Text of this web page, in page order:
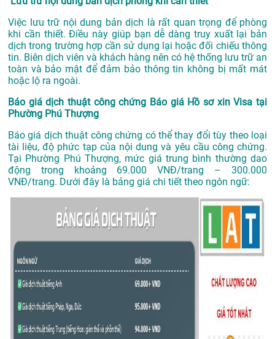
Việc lưu trữ nội dung bản dịch là rất quan trọng để phòng
khi cần thiết. Điều này giúp bạn dễ dàng truy xuất lại bản
dịch trong trường hợp cần sử dụng lại hoặc đối chiếu thông
tin. Biên dịch viên và khách hàng nên có hệ thống lưu trữ an
toàn và bảo mật để đảm bảo thông tin không bị mất mát
hoặc lộ ra ngoài.
Báo giá dịch thuật công chứng Báo giá Hồ sơ xin Visa tại
Phường Phú Thượng
Báo giá dịch thuật công chứng có thể thay đổi tùy theo loại
tài liệu, độ phức tạp của nội dung và yêu cầu công chứng.
Tại Phường Phú Thượng, mức giá trung bình thường dao
động trong khoảng 69.000 VNĐ/trang – 300.000
VNĐ/trang. Dưới đây là bảng giá chi tiết theo ngôn ngữ: